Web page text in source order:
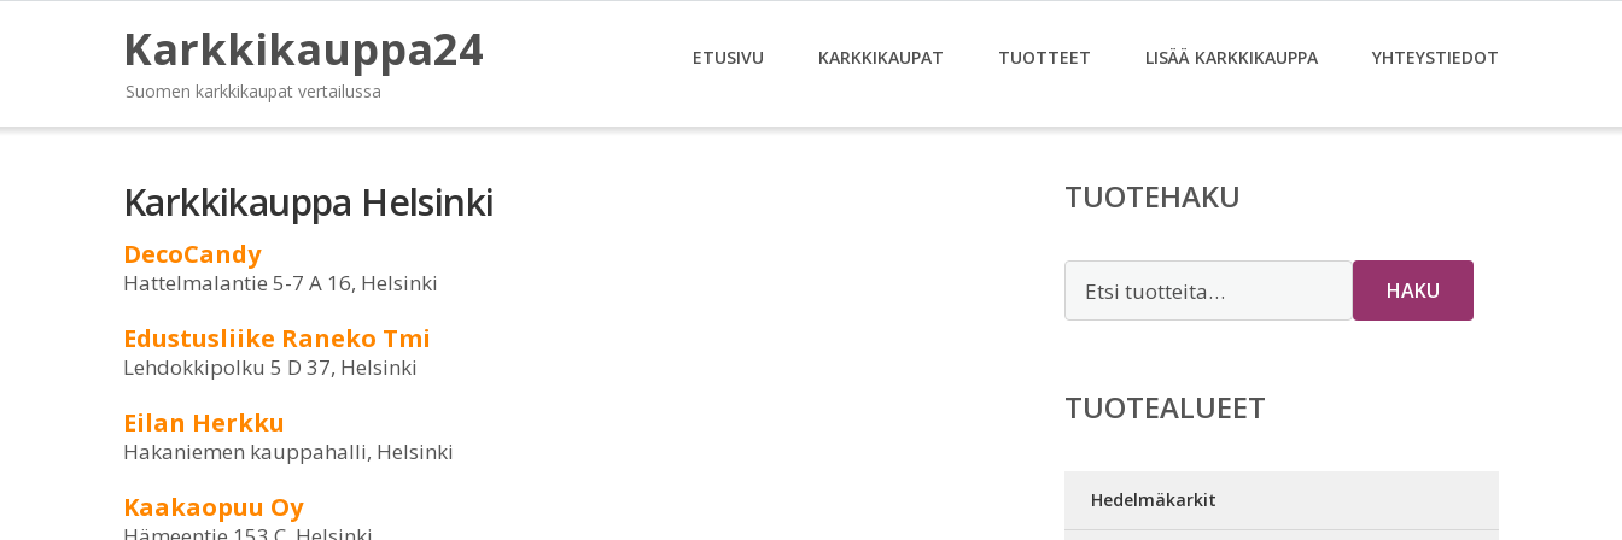
Karkkikauppa24
Suomen karkkikaupat vertailussa
ETUSIVU KARKKIKAUPAT TUOTTEET LISÄÄ KARKKIKAUPPA YHTEYSTIEDOT
Karkkikauppa Helsinki
DecoCandy
Hattelmalantie 5-7 A 16, Helsinki
Edustusliike Raneko Tmi
Lehdokkipolku 5 D 37, Helsinki
Eilan Herkku
Hakaniemen kauppahalli, Helsinki
Kaakaopuu Oy
TUOTEHAKU
HAKU
TUOTEALUEET
Hedelmäkarkit